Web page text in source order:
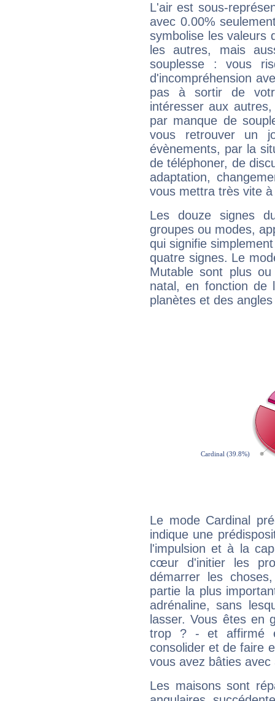
L'air est sous-
avec 0.00%
symbolise les valeurs
les autres, mais
souplesse : vous
d'incompréhension
pas à sortir de
intéresser aux
par manque de
vous retrouver un
évènements, par la
de téléphoner, de
adaptation,
vous mettra très vite
Les douze signes
groupes ou modes,
qui signifie
quatre signes. Le
Mutable sont plus
natal, en fonction de
planètes et des
Le mode Cardinal
indique une
l'impulsion et à la
cœur d'initier les
démarrer les
partie la plus
adrénaline, sans
lasser. Vous êtes en
trop ? - et affirmé
consolider et de faire
vous avez bâties avec
Les maisons sont